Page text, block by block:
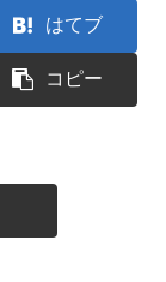
はてブ
コピー